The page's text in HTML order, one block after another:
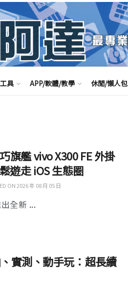
具 APP/軟體/教學 休閒/懶人包
旗艦 vivo X300 FE 外掛
遊走 iOS 生態圈
ON 2026 年 08 月 05 日
全新 ...
實測、動手玩：超長續